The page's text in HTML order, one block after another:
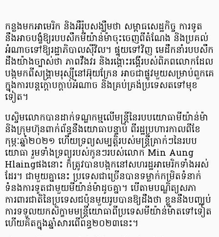
កន្លងមក​អាមេរិក និង​អឺរ៉ុប​សង្ឃឹម​ថា ​សម្ពាធ​សេដ្ឋកិច្ច ការទូត ​
នឹងអាច​បង្ខំឱ្យរបបសឹក​មីយ៉ាន់ម៉ាចុះចេញពីតំណែង និងប្រគល់
អំណាចទៅឱ្យរដ្ឋាភិបាលស៊ីវិល។ ផ្ទុយទៅវិញ មេដឹកនាំរបបសឹក
ដឹងយ៉ាងច្បាស់ថា ភាពវឹងវរ និងរង្គោះរង្គើរបស់ពិភពលោកដែល
បង្កមកពីសង្គ្រាមរុស្ស៊ីនៅអ៊ុយក្រែន អាចជាផ្លូវមួយសម្រាប់ពួកគេ​
ក្នុងការបន្តក្តោបក្តាប់អំណាច និងគ្រប់គ្រង់ប្រទេស​តទៅមុខ
ទៀត។
បស្ចិមលោក​​បាន​ដាក់​ទណ្ឌកម្ម​លើ​មន្ត្រី​នៃរបប​យោធា​មីយ៉ាន់ម៉ា
និង​ក្រុមហ៊ុន​ពាក់ព័ន្ធ​​នឹង​យោធា​​បន្ទាប់​ ពីរដ្ឋប្រហារកាលពីខែ
កុម្ភៈឆ្នាំ២០២១ ហើយទ្រព្យ​សម្បត្តិ​របស់មន្ត្រីគ្រាក់ៗនៃរបប
យោធា រួមទាំងទ្រព្យរបស់​​កូន​ៗ​របស់​លោក Min Aung
Hlaingផងនោះ ក៏ត្រូវ​បាន​បង្កក​​នៅ​សហរដ្ឋ​អាមេរិកទាំងអស់
ដែរ។ ជាមួយគ្នានេះ ប្រទេសជាច្រើនបានទម្លាក់​កម្រិតទំនាក់
ទំនងការទូត​ជាមួយ​មីយ៉ាន់ម៉ាដូចគ្នា។ បើតាមបណ្ឌិត្យសភា
ការពារជាតិនៃប្រទេសជប៉ុនមួយរូប​បានឱ្យដឹងថា​ ខ្លួននឹងបញ្ឈប់
ការទទួល​យកសិក្ខាមមន្ត្រីយោធាពីប្រទេសមីយ៉ាន់ម៉ា​តទៅទៀត
ហើយ​គិតក្នុងឆ្នាំសារពើពន្ធ២០២៣នេះ។